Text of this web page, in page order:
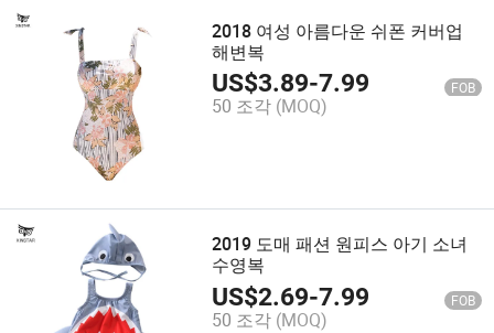
2018 여성 아름다운 쉬폰 커버업
해변복
US$3.89-7.99 FOB
50 조각 (MOQ)
2019 도매 패션 원피스 아기 소녀
수영복
US$2.69-7.99 FOB
50 조각 (MOQ)